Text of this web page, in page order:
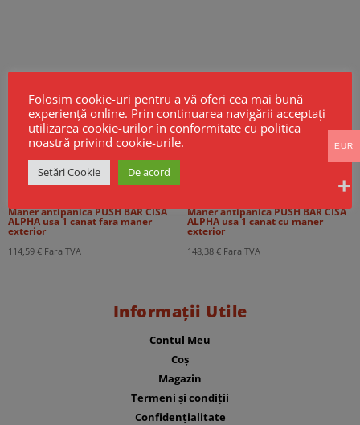
Maner antipanica PUSH BAR CISA
ALPHA usa 1 canat fara maner
exterior
114,59 € Fara TVA
Maner antipanica PUSH BAR CISA
ALPHA usa 1 canat cu maner
exterior
148,38 € Fara TVA
Informații Utile
Contul Meu
Coș
Magazin
Termeni și condiții
Confidențialitate
Folosim cookie-uri pentru a vă oferi cea mai bună
experiență online. Prin continuarea navigării acceptați
utilizarea cookie-urilor în conformitate cu politica
noastră privind cookie-urile.
Setări Cookie De acord
EUR